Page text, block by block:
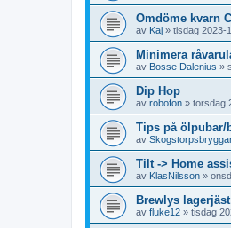
Omdöme kvarn
av Kaj » tisdag 2023-
Minimera
av Bosse Dalenius »
Dip Hop
av robofon » torsdag
Tips på ölpubar/
av
Tilt -> Home
av KlasNilsson »
Brewlys lagerjäst
av fluke12 » tisdag